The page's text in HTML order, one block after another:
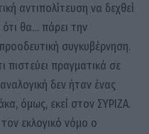
αντιπολίτευση να δεχθεί
θα… πάρει την
συγκυβέρνηση.
πιστεύει πραγματικά σε
δεν ήταν ένας
όμως, εκεί στον ΣΥΡΙΖΑ.
εκλογικό νόμο ο